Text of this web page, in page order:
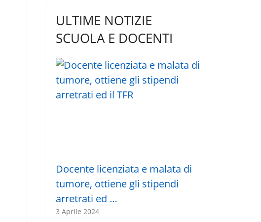
ULTIME NOTIZIE
SCUOLA E DOCENTI
Docente licenziata e malata di
tumore, ottiene gli stipendi
arretrati ed …
3 Aprile 2024